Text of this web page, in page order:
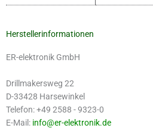
Herstellerinformationen
ER-elektronik GmbH
Drillmakersweg 22
D-33428 Harsewinkel
Telefon: +49 2588 - 9323-0
E-Mail: info@er-elektronik.de